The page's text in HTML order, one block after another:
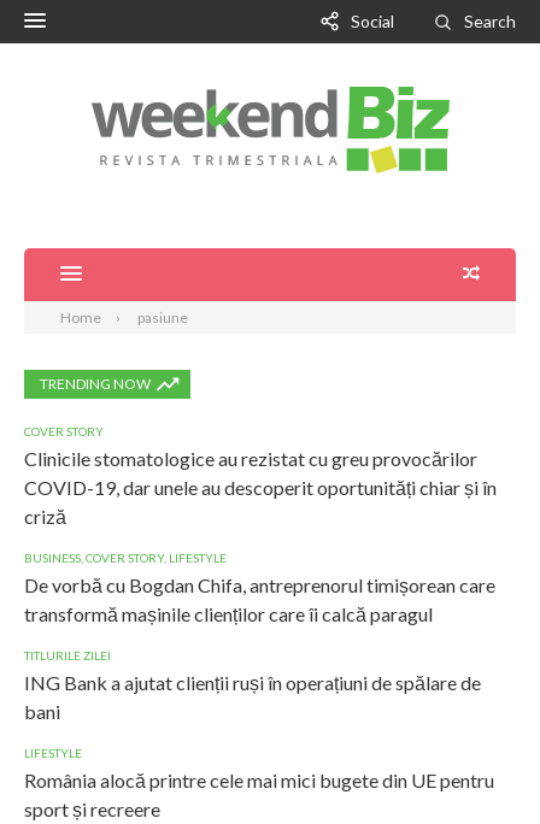
Social Search
Home pasiune
TRENDING NOW
COVER STORY
Clinicile stomatologice au rezistat cu greu provocărilor
COVID-19, dar unele au descoperit oportunități chiar și în
criză
BUSINESS COVER STORY, LIFESTYLE
De vorbă cu Bogdan Chifa, antreprenorul timișorean care
transformă mașinile clienților care îi calcă paragul
TITLURILE ZILEI
ING Bank a ajutat clienții ruși în operațiuni de spălare de
bani
LIFESTYLE
România alocă printre cele mai mici bugete din UE pentru
sport și recreere